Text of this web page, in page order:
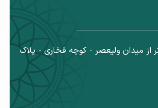
از میدان ولیعصر - کوچه فخاری - پلاک